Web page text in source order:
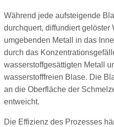
Während jede aufsteigende
durchquert, diffundiert gelöster
umgebenden Metall in das
durch das
wasserstoffgesättigten Metall
wasserstofffreien Blase. Die
an die Oberfläche der
entweicht.
Die Effizienz des Prozesses